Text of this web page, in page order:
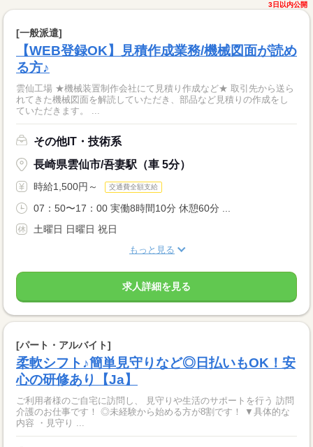
3日以内公開
[一般派遣]
【WEB登録OK】見積作成業務/機械図面が読め
る方♪
雲仙工場 ★機械装置制作会社にて見積り作成など★ 取引先から送ら
れてきた機械図面を解読していただき、部品など見積りの作成をし
ていただきます。 ...
その他IT・技術系
長崎県雲仙市/吾妻駅（車 5分）
時給1,500円～ 交通費全額支給
07：50〜17：00 実働8時間10分 休憩60分 ...
土曜日 日曜日 祝日
もっと見る
求人詳細を見る
[パート・アルバイト]
柔軟シフト♪簡単見守りなど◎日払いもOK！安
心の研修あり【Ja】
ご利用者様のご自宅に訪問し、 見守りや生活のサポートを行う 訪問
介護のお仕事です！ ◎未経験から始める方が8割です！ ▼具体的な
内容 ・見守り ...